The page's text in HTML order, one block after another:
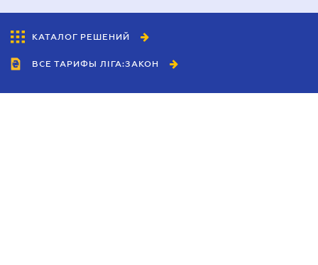
КАТАЛОГ РЕШЕНИЙ
ВСЕ ТАРИФЫ ЛІГА:ЗАКОН